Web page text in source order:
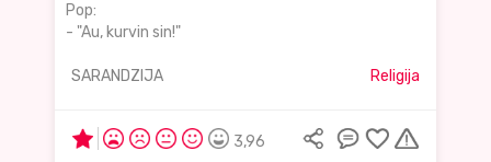
Pop:
- "Au, kurvin sin!"
SARANDZIJA Religija
3,96